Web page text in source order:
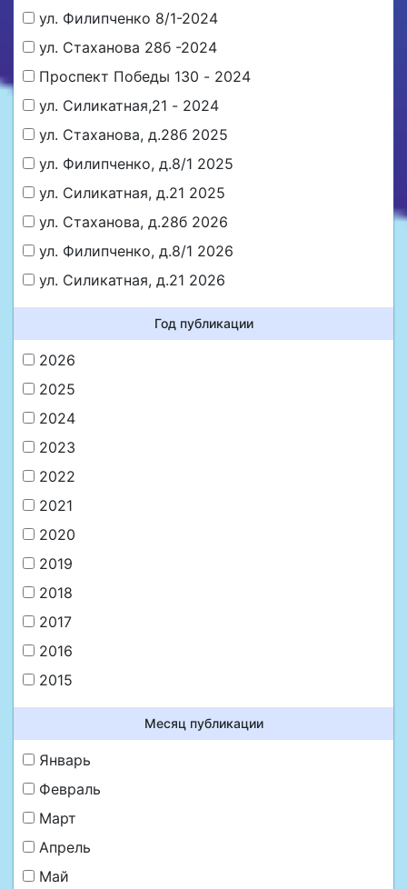
ул. Филипченко 8/1-2024
ул. Стаханова 28б -2024
Проспект Победы 130 - 2024
ул. Силикатная,21 - 2024
ул. Стаханова, д.28б 2025
ул. Филипченко, д.8/1 2025
ул. Силикатная, д.21 2025
ул. Стаханова, д.28б 2026
ул. Филипченко, д.8/1 2026
ул. Силикатная, д.21 2026
Год публикации
2026
2025
2024
2023
2022
2021
2020
2019
2018
2017
2016
2015
Месяц публикации
Январь
Февраль
Март
Апрель
Май